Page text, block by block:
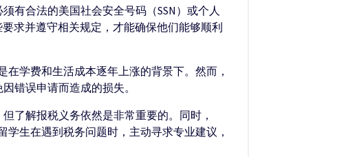
有合法的美国社会安全号码（SSN）或个人
求并遵守相关规定，才能确保他们能够顺利
学费和生活成本逐年上涨的背景下。然而，
错误申请而造成的损失。
了解报税义务依然是非常重要的。同时，
生在遇到税务问题时，主动寻求专业建议，